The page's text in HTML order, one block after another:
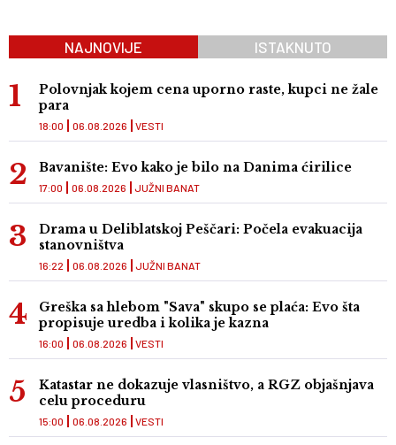
NAJNOVIJE ISTAKNUTO
Polovnjak kojem cena uporno raste, kupci ne žale
para
VESTI
18:00 06.08.2026
Bavanište: Evo kako je bilo na Danima ćirilice
JUŽNI BANAT
17:00 06.08.2026
Drama u Deliblatskoj Peščari: Počela evakuacija
stanovništva
JUŽNI BANAT
16:22 06.08.2026
Greška sa hlebom "Sava" skupo se plaća: Evo šta
propisuje uredba i kolika je kazna
VESTI
16:00 06.08.2026
Katastar ne dokazuje vlasništvo, a RGZ objašnjava
celu proceduru
VESTI
15:00 06.08.2026